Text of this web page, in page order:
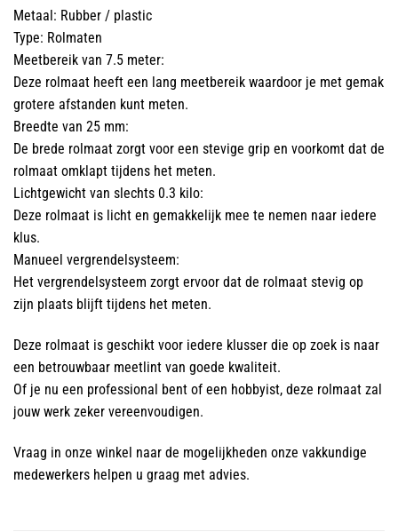
Metaal: Rubber / plastic
Type: Rolmaten
Meetbereik van 7.5 meter:
Deze rolmaat heeft een lang meetbereik waardoor je met gemak
grotere afstanden kunt meten.
Breedte van 25 mm:
De brede rolmaat zorgt voor een stevige grip en voorkomt dat de
rolmaat omklapt tijdens het meten.
Lichtgewicht van slechts 0.3 kilo:
Deze rolmaat is licht en gemakkelijk mee te nemen naar iedere
klus.
Manueel vergrendelsysteem:
Het vergrendelsysteem zorgt ervoor dat de rolmaat stevig op
zijn plaats blijft tijdens het meten.
Deze rolmaat is geschikt voor iedere klusser die op zoek is naar
een betrouwbaar meetlint van goede kwaliteit.
Of je nu een professional bent of een hobbyist, deze rolmaat zal
jouw werk zeker vereenvoudigen.
Vraag in onze winkel naar de mogelijkheden onze vakkundige
medewerkers helpen u graag met advies.